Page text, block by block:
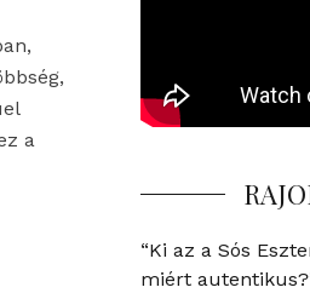
a
“Ki az a Sós
miért